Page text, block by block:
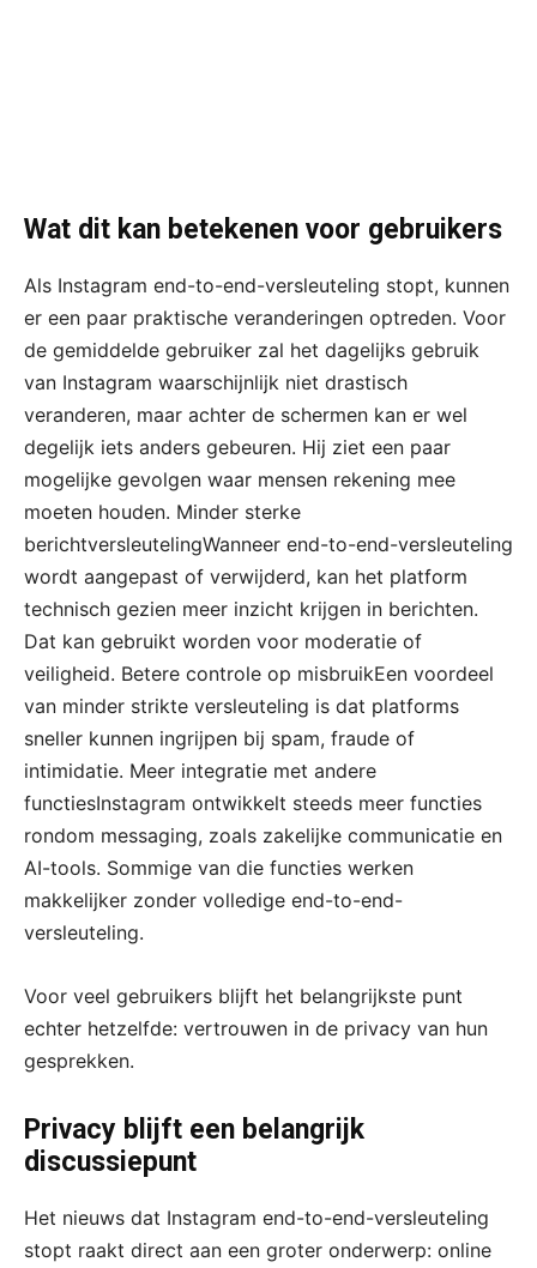
Wat dit kan betekenen voor gebruikers
Als Instagram end-to-end-versleuteling stopt, kunnen
er een paar praktische veranderingen optreden. Voor
de gemiddelde gebruiker zal het dagelijks gebruik
van Instagram waarschijnlijk niet drastisch
veranderen, maar achter de schermen kan er wel
degelijk iets anders gebeuren. Hij ziet een paar
mogelijke gevolgen waar mensen rekening mee
moeten houden. Minder sterke
berichtversleutelingWanneer end-to-end-versleuteling
wordt aangepast of verwijderd, kan het platform
technisch gezien meer inzicht krijgen in berichten.
Dat kan gebruikt worden voor moderatie of
veiligheid. Betere controle op misbruikEen voordeel
van minder strikte versleuteling is dat platforms
sneller kunnen ingrijpen bij spam, fraude of
intimidatie. Meer integratie met andere
functiesInstagram ontwikkelt steeds meer functies
rondom messaging, zoals zakelijke communicatie en
AI-tools. Sommige van die functies werken
makkelijker zonder volledige end-to-end-
versleuteling.
Voor veel gebruikers blijft het belangrijkste punt
echter hetzelfde: vertrouwen in de privacy van hun
gesprekken.
Privacy blijft een belangrijk
discussiepunt
Het nieuws dat Instagram end-to-end-versleuteling
stopt raakt direct aan een groter onderwerp: online